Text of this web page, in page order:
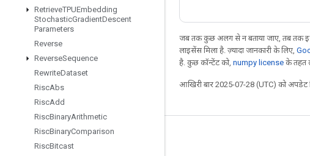
RetrieveTPUEmbedding
StochasticGradientDescent
Parameters
Reverse
ReverseSequence
RewriteDataset
RiscAbs
RiscAdd
RiscBinaryArithmetic
RiscBinaryComparison
RiscBitcast
जब तक कुछ अलग से न बताया जाए, तब तक
लाइसेंस मिला है. ज़्यादा जानकारी के लिए,
है. कुछ कॉन्टेंट को, numpy license के तहत
आखिरी बार 2025-07-28 (UTC) को अपडेट